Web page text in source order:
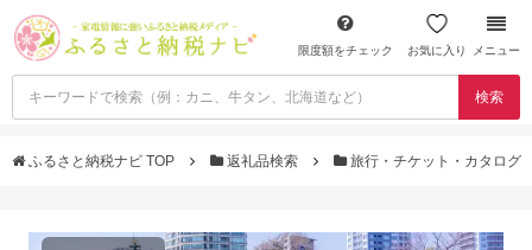
限度額をチェック お気に入り メニュー
検索
ふるさと納税ナビ TOP 返礼品検索 旅行・チケット・カタログ